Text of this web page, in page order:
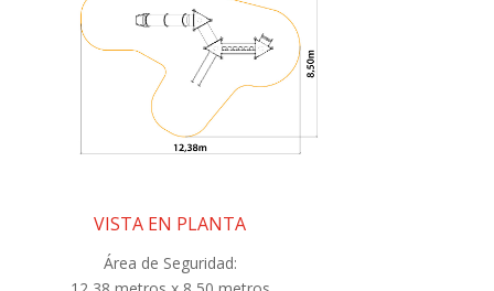
VISTA EN PLANTA
Área de Seguridad: